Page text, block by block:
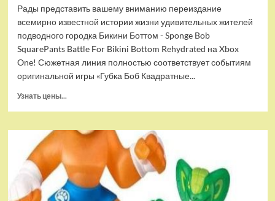
Рады представить вашему вниманию переиздание
всемирно известной истории жизни удивительных жителей
подводного городка Бикини Боттом - Sponge Bob
SquarePants Battle For Bikini Bottom Rehydrated на Xbox
One! Сюжетная линия полностью соответствует событиям
оригинальной игры «Губка Боб Квадратные...
Узнать цены...
Игра
Sponge
Bob
SquarePants
Battle
For
Bikini